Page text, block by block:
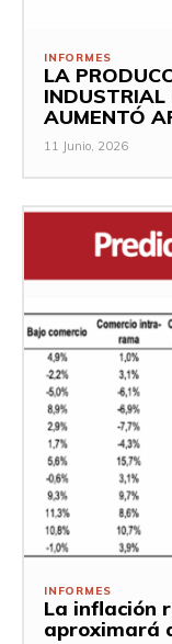
INFORMES
LA
AUMENTÓ
11 Junio, 2026
INFORMES
La inflación
aproximará